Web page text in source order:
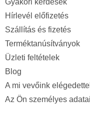
Gyakori kérdések
Hírlevél előfizetés
Szállítás és fizetés
Terméktanúsítványok
Üzleti feltételek
Blog
A mi vevőink
Az Ön személyes